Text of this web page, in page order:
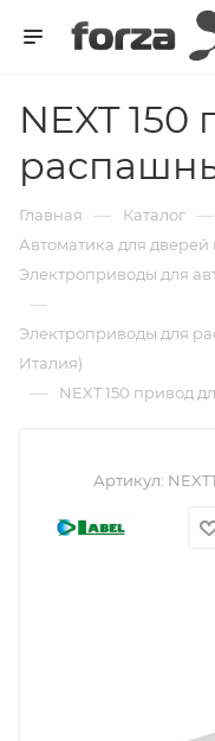
NEXT
Главная — Каталог —
Автоматика для дверей
Электроприводы для
—
Электроприводы для
Италия)
— NEXT 150 привод
Артикул: